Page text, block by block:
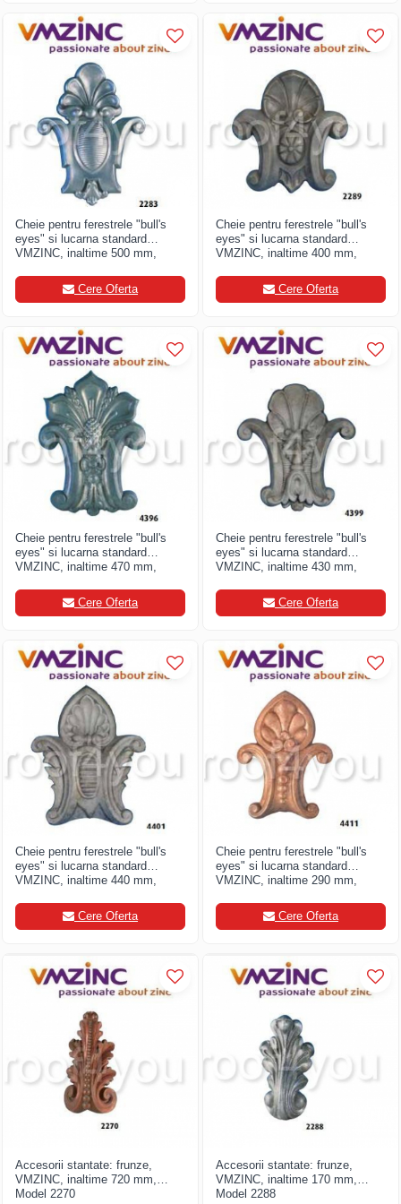
Accesorii ciocane
Scule
Trasatoare
Dispozitiv de indoit
Sabloane
Prisme
Expandoare
Fierastraie
Leviere
Nicovale
Accesorii
BUSCHMANN
PROD-MASZ
FREUND
FALZSID
STUBAI
SCHLEBACH
Structuri fatade ventilate
Cheie pentru ferestrele "bull's
eyes" si lucarna standard
VMZINC, inaltime 500 mm,
Cere Oferta
Cheie pentru ferestrele "bull's
eyes" si lucarna standard
VMZINC, inaltime 400 mm,
Cere Oferta
Cheie pentru ferestrele "bull's
eyes" si lucarna standard
VMZINC, inaltime 470 mm,
Cere Oferta
Cheie pentru ferestrele "bull's
eyes" si lucarna standard
VMZINC, inaltime 430 mm,
Cere Oferta
Cheie pentru ferestrele "bull's
eyes" si lucarna standard
VMZINC, inaltime 440 mm,
Cere Oferta
Cheie pentru ferestrele "bull's
eyes" si lucarna standard
VMZINC, inaltime 290 mm,
Cere Oferta
Accesorii stantate: frunze,
VMZINC, inaltime 720 mm,
Model 2270
Accesorii stantate: frunze,
VMZINC, inaltime 170 mm,
Model 2288